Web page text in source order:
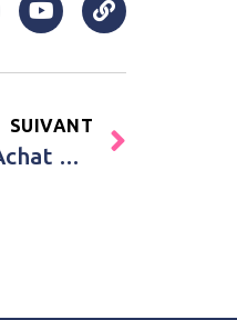
SUIVANT
Achat Papier peint poires Pretty Pears (50 cm x 10 m) Lilipinso Jaune Enfant